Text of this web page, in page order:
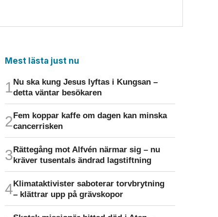
Mest lästa just nu
Nu ska kung Jesus lyftas i Kungsan –
detta väntar besökaren
Fem koppar kaffe om dagen kan minska
cancer­risken
Rättegång mot Alfvén närmar sig – nu
kräver tusentals ändrad lagstiftning
Klimat­aktivister saboterar torv­brytning
– klättrar upp på gräv­skopor